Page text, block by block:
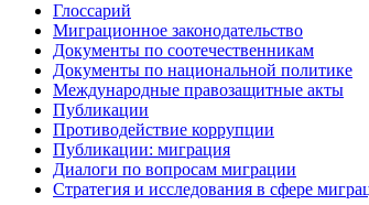
Глоссарий
Миграционное законодательство
Документы по соотечественникам
Документы по национальной политике
Международные правозащитные акты
Публикации
Противодействие коррупции
Публикации: миграция
Диалоги по вопросам миграции
Стратегия и исследования в сфере